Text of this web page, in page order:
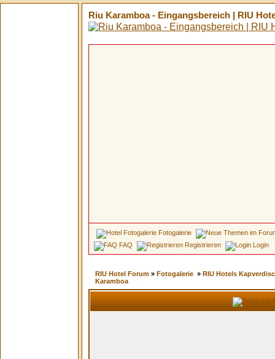
Riu Karamboa - Eingangsbereich | RIU
Fotogalerie
FAQ
Registrieren Login
RIU Hotel Forum »Fotogalerie »RIU Hotels
Karamboa